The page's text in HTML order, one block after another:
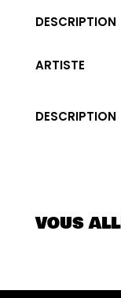
DESCRIPTION
ARTISTE
DESCRIPTION
VOUS